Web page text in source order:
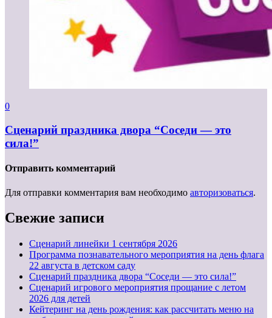
0
Сценарий праздника двора “Соседи — это
сила!”
Отправить комментарий
Для отправки комментария вам необходимо авторизоваться.
Свежие записи
Cценарий линейки 1 сентября 2026
Программа познавательного мероприятия на день флага
22 августа в детском саду
Сценарий праздника двора “Соседи — это сила!”
Сценарий игрового мероприятия прощание с летом
2026 для детей
Кейтеринг на день рождения: как рассчитать меню на